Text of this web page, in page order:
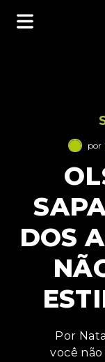
por
DOS
Por
você